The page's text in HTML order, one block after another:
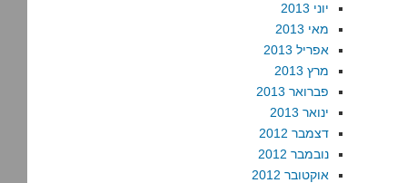
יוני 2013
מאי 2013
אפריל 2013
מרץ 2013
פברואר 2013
ינואר 2013
דצמבר 2012
נובמבר 2012
אוקטובר 2012